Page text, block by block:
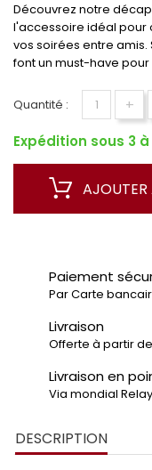
Découvrez notre
l'accessoire idéal pour
vos soirées entre
font un must-have
Quantité : +
Expédition sous 3
AJOUTER
Paiement
Par Carte
Livraison
Offerte à partir
Livraison en
Via mondial Relay
DESCRIPTION